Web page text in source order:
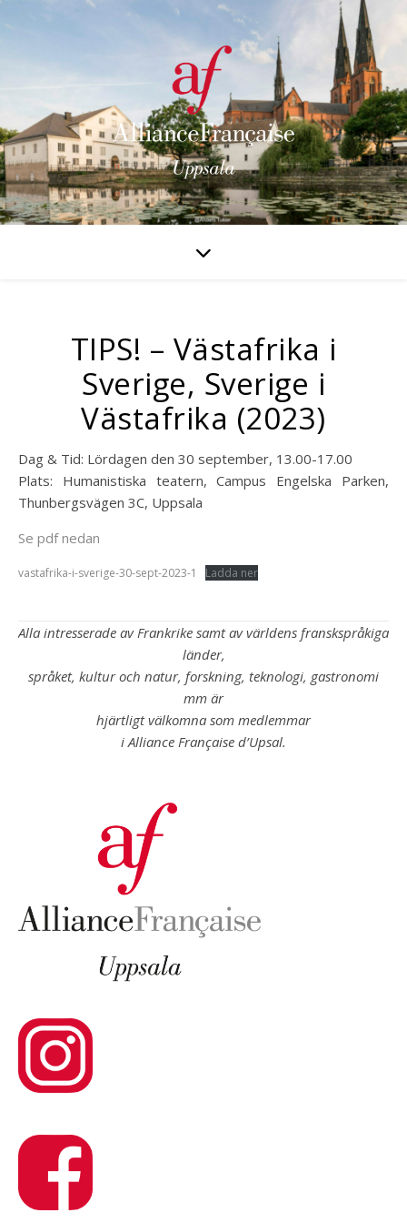
TIPS! – Västafrika i
Sverige, Sverige i
Västafrika (2023)
Dag & Tid: Lördagen den 30 september, 13.00-17.00
Plats: Humanistiska teatern, Campus Engelska Parken,
Thunbergsvägen 3C, Uppsala
Se pdf nedan
vastafrika-i-sverige-30-sept-2023-1 Ladda ner
Alla intresserade av Frankrike samt av världens franskspråkiga
länder,
språket, kultur och natur, forskning, teknologi, gastronomi
mm är
hjärtligt välkomna som medlemmar
i Alliance Française d’Upsal.